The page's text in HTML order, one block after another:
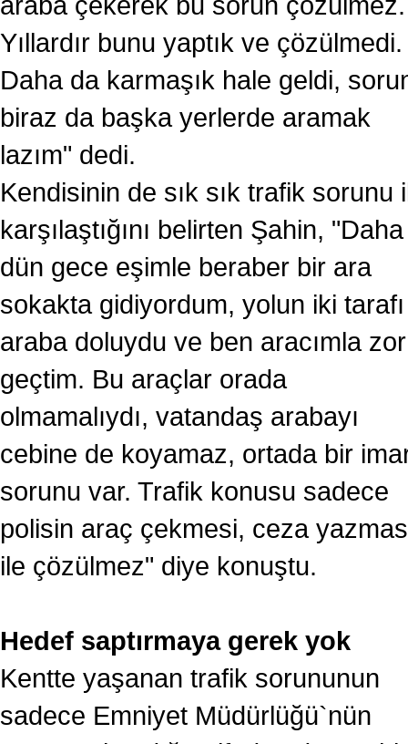
Yıllardır bunu yaptık ve çözülmedi.
Daha da karmaşık hale geldi,
biraz da başka yerlerde aramak
lazım" dedi.
Kendisinin de sık sık trafik sorunu
karşılaştığını belirten Şahin, "Daha
dün gece eşimle beraber bir ara
sokakta gidiyordum, yolun iki tarafı
araba doluydu ve ben aracımla zor
geçtim. Bu araçlar orada
olmamalıydı, vatandaş arabayı
cebine de koyamaz, ortada bir
sorunu var. Trafik konusu sadece
polisin araç çekmesi, ceza
ile çözülmez" diye konuştu.
Hedef saptırmaya gerek yok
Kentte yaşanan trafik sorununun
sadece Emniyet Müdürlüğü`nün